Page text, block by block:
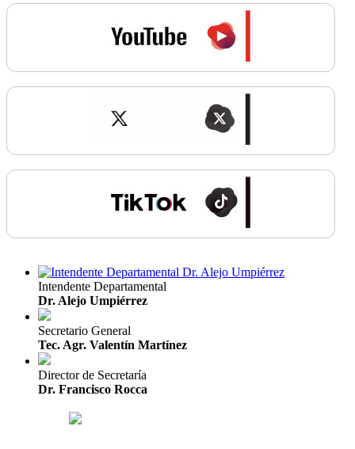
Intendente Departamental
Dr. Alejo Umpiérrez
Secretario General
Tec. Agr. Valentín Martínez
Director de Secretaría
Dr. Francisco Rocca